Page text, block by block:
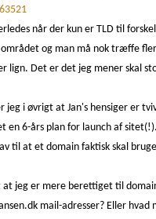
63521
når der kun er TLD til
og man må nok træffe
lign. Det er det jeg mener skal
jeg i øvrigt at Jan's hensiger er
en 6-års plan for launch af
til at et domain faktisk skal
jeg er mere berettiget til
mail-adresser? Eller hvad